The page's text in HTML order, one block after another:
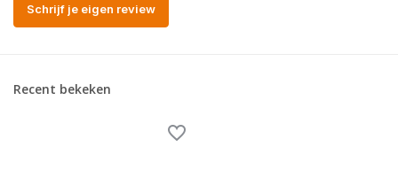
Schrijf je eigen review
Recent bekeken